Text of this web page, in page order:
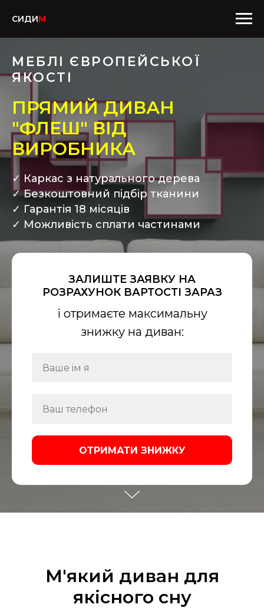
СИДИМ
МЕБЛІ ЄВРОПЕЙСЬКОЇ
ЯКОСТІ
ПРЯМИЙ ДИВАН
"ФЛЕШ" ВІД
ВИРОБНИКА
✓ Каркас з натурального дерева
✓ Безкоштовний пiдбiр тканини
✓ Гарантія 18 місяців
✓ Можливiсть сплати частинами
ЗАЛИШТЕ ЗАЯВКУ НА
РОЗРАХУНОК ВАРТОСТІ ЗАРАЗ
і отримаєте максимальну
знижку на диван:
ОТРИМАТИ ЗНИЖКУ
М'який диван для
якісного сну